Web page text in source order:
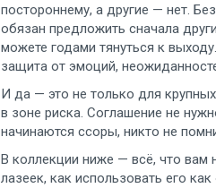
постороннему, а другие — нет.
обязан предложить сначала
можете годами тянуться к
защита от эмоций,
И да — это не только для
в зоне риска. Соглашение не
начинаются ссоры, никто не
В коллекции ниже — всё, что вам
лазеек, как использовать его